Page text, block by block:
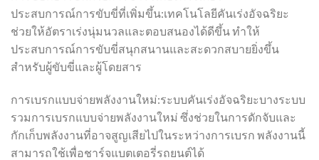
ประสบการณ์การขับขี่ที่เพิ่มขึ้น:เทคโนโลยีคันเร่งอัจฉริยะ
ช่วยให้อัตราเร่งนุ่มนวลและตอบสนองได้ดีขึ้น ทำให้
ประสบการณ์การขับขี่สนุกสนานและสะดวกสบายยิ่งขึ้น
สำหรับผู้ขับขี่และผู้โดยสาร
การเบรกแบบจ่ายพลังงานใหม่:ระบบคันเร่งอัจฉริยะบางระบบ
รวมการเบรกแบบจ่ายพลังงานใหม่ ซึ่งช่วยในการดักจับและ
กักเก็บพลังงานที่อาจสูญเสียไปในระหว่างการเบรก พลังงานนี้
สามารถใช้เพื่อชาร์จแบตเตอรี่รถยนต์ได้